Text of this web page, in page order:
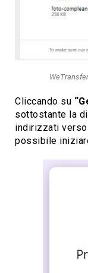
Cliccando su
sottostante la
indirizzati
possibile